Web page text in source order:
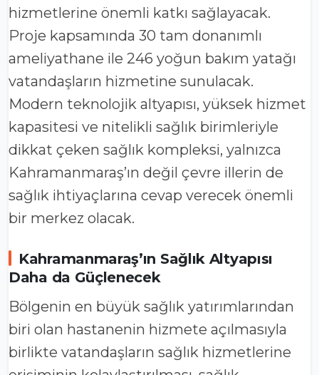
hizmetlerine önemli katkı sağlayacak.
Proje kapsamında 30 tam donanımlı
ameliyathane ile 246 yoğun bakım yatağı
vatandaşların hizmetine sunulacak.
Modern teknolojik altyapısı, yüksek hizmet
kapasitesi ve nitelikli sağlık birimleriyle
dikkat çeken sağlık kompleksi, yalnızca
Kahramanmaraş’ın değil çevre illerin de
sağlık ihtiyaçlarına cevap verecek önemli
bir merkez olacak.
Kahramanmaraş’ın Sağlık Altyapısı
Daha da Güçlenecek
Bölgenin en büyük sağlık yatırımlarından
biri olan hastanenin hizmete açılmasıyla
birlikte vatandaşların sağlık hizmetlerine